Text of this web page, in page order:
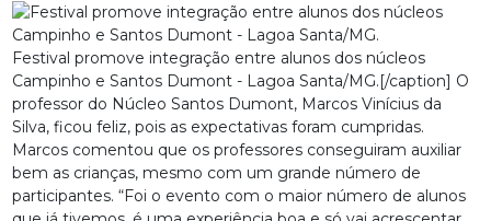
Festival promove integração entre alunos dos núcleos
Campinho e Santos Dumont - Lagoa Santa/MG.[/caption] O
professor do Núcleo Santos Dumont, Marcos Vinícius da
Silva, ficou feliz, pois as expectativas foram cumpridas.
Marcos comentou que os professores conseguiram auxiliar
bem as crianças, mesmo com um grande número de
participantes. “Foi o evento com o maior número de alunos